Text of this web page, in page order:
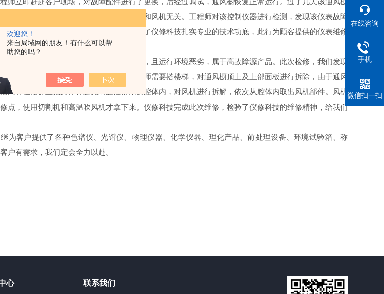
欢迎您！
来自局域网的朋友！有什么可以帮
助您的吗？
认，确认该故障是由于控制仪表引起，和风机无关。工程师对该控制仪器进行检测，发现该仪表故障
复正常，通风橱恢复正常。该事件检验了仪修科技扎实专业的技术功底，此行为顾客提供的仪表维修
常重要的。通风橱产品长期不间断运行，且运行环境恶劣，属于高故障源产品。此次检修，我们发现
的维修工作带来了不便。施工时，工程师需要搭楼梯，对通风橱顶上及上部面板进行拆除，由于通风
有在楼梯上把身体伸进充满酸性粉末的腔体内，对风机进行拆解，依次从腔体内取出风机部件。风机
点，使用切割机和高温吹风机才拿下来。仪修科技完成此次维修，检验了仪修科技的维修精神，给我们
为客户提供了各种色谱仪、光谱仪、物理仪器、化学仪器、理化产品、前处理设备、环境试验箱、称
户有需求，我们定会全力以赴。
心 联系我们
在线咨询
手机
微信扫一扫